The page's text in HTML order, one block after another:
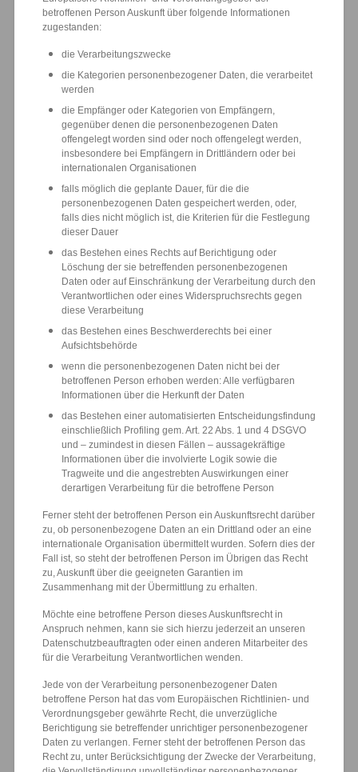
betroffenen Person Auskunft über folgende Informationen
zugestanden:
die Verarbeitungszwecke
die Kategorien personenbezogener Daten, die verarbeitet
werden
die Empfänger oder Kategorien von Empfängern,
gegenüber denen die personenbezogenen Daten
offengelegt worden sind oder noch offengelegt werden,
insbesondere bei Empfängern in Drittländern oder bei
internationalen Organisationen
falls möglich die geplante Dauer, für die die
personenbezogenen Daten gespeichert werden, oder,
falls dies nicht möglich ist, die Kriterien für die Festlegung
dieser Dauer
das Bestehen eines Rechts auf Berichtigung oder
Löschung der sie betreffenden personenbezogenen
Daten oder auf Einschränkung der Verarbeitung durch den
Verantwortlichen oder eines Widerspruchsrechts gegen
diese Verarbeitung
das Bestehen eines Beschwerderechts bei einer
Aufsichtsbehörde
wenn die personenbezogenen Daten nicht bei der
betroffenen Person erhoben werden: Alle verfügbaren
Informationen über die Herkunft der Daten
das Bestehen einer automatisierten Entscheidungsfindung
einschließlich Profiling gem. Art. 22 Abs. 1 und 4 DSGVO
und – zumindest in diesen Fällen – aussagekräftige
Informationen über die involvierte Logik sowie die
Tragweite und die angestrebten Auswirkungen einer
derartigen Verarbeitung für die betroffene Person
Ferner steht der betroffenen Person ein Auskunftsrecht darüber
zu, ob personenbezogene Daten an ein Drittland oder an eine
internationale Organisation übermittelt wurden. Sofern dies der
Fall ist, so steht der betroffenen Person im Übrigen das Recht
zu, Auskunft über die geeigneten Garantien im
Zusammenhang mit der Übermittlung zu erhalten.
Möchte eine betroffene Person dieses Auskunftsrecht in
Anspruch nehmen, kann sie sich hierzu jederzeit an unseren
Datenschutzbeauftragten oder einen anderen Mitarbeiter des
für die Verarbeitung Verantwortlichen wenden.
Jede von der Verarbeitung personenbezogener Daten
betroffene Person hat das vom Europäischen Richtlinien- und
Verordnungsgeber gewährte Recht, die unverzügliche
Berichtigung sie betreffender unrichtiger personenbezogener
Daten zu verlangen. Ferner steht der betroffenen Person das
Recht zu, unter Berücksichtigung der Zwecke der Verarbeitung,